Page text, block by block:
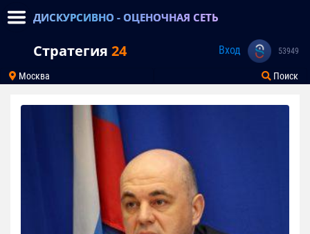
ДИСКУРСИВНО - ОЦЕНОЧНАЯ СЕТЬ
Стратегия 24 Вход 53949
Москва Поиск